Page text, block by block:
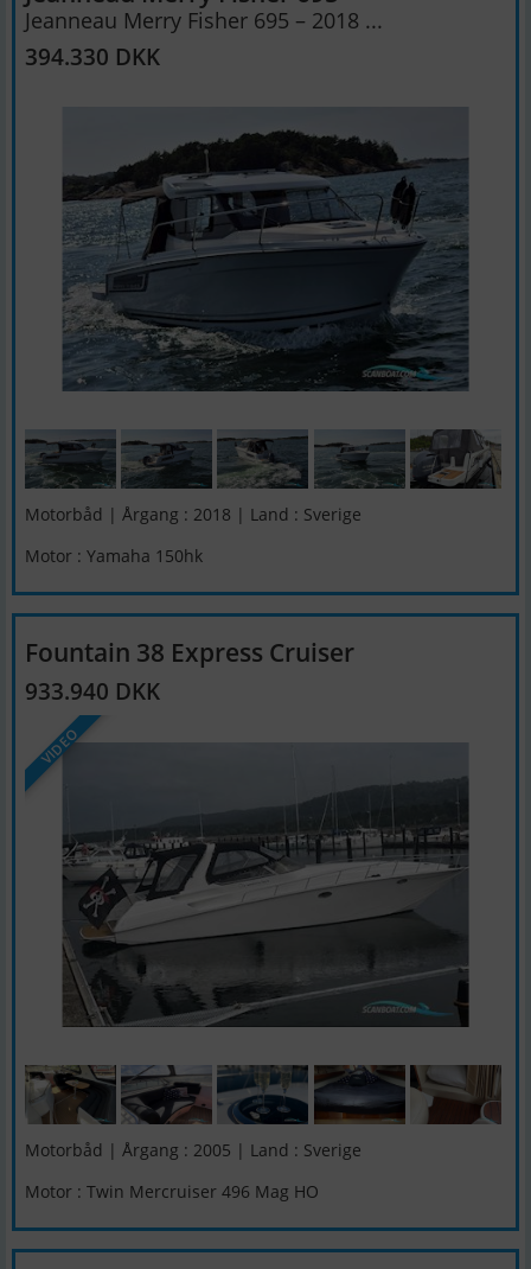
Jeanneau Merry Fisher 695 – 2018 ...
394.330 DKK
Motorbåd | Årgang : 2018 | Land : Sverige
Motor : Yamaha 150hk
Fountain 38 Express Cruiser
933.940 DKK
VIDEO
Motorbåd | Årgang : 2005 | Land : Sverige
Motor : Twin Mercruiser 496 Mag HO